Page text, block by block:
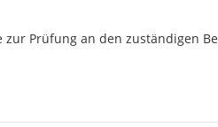
Prüfung an den zuständigen